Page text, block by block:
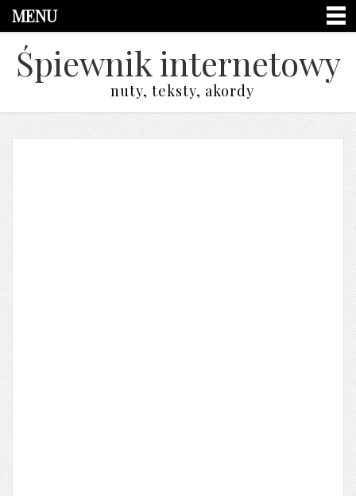
MENU
Śpiewnik internetowy
nuty, teksty, akordy